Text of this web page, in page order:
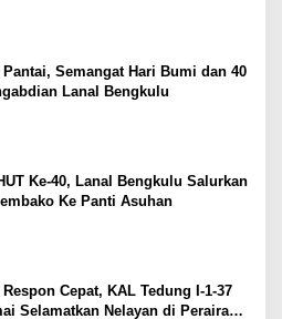
Semangat Hari Bumi dan 40
Lanal Bengkulu
Ke-40, Lanal Bengkulu Salurkan
Ke Panti Asuhan
Cepat, KAL Tedung I-1-37
Selamatkan Nelayan di Perairan